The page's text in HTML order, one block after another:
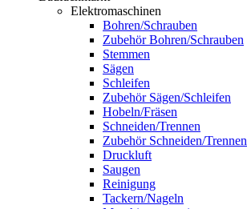
Elektromaschinen
Bohren/Schrauben
Zubehör Bohren/Schrauben
Stemmen
Sägen
Schleifen
Zubehör Sägen/Schleifen
Hobeln/Fräsen
Schneiden/Trennen
Zubehör Schneiden/Trennen
Druckluft
Saugen
Reinigung
Tackern/Nageln